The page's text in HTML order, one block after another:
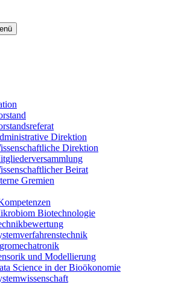
Direktion
Direktion
Beirat
Gremien
Biotechnologie
und Modellierung
Science in der Bioökonomie